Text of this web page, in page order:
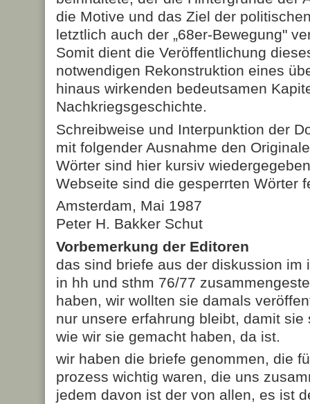
die Motive und das Ziel der
letztlich auch der „68er-Bewegung"
Somit dient die Veröffentlichung
notwendigen Rekonstruktion eines
hinaus wirkenden bedeutsamen
Nachkriegsgeschichte.
Schreibweise und Interpunktion der
mit folgender Ausnahme den
Wörter sind hier kursiv
Webseite sind die gesperrten Wörter
Amsterdam, Mai 1987
Peter H. Bakker Schut
Vorbemerkung der Editoren
das sind briefe aus der diskussion im
in hh und sthm 76/77
haben, wir wollten sie damals
nur unsere erfahrung bleibt, damit sie
wie wir sie gemacht haben, da ist.
wir haben die briefe genommen, die
prozess wichtig waren, die uns
jedem davon ist der von allen, es ist